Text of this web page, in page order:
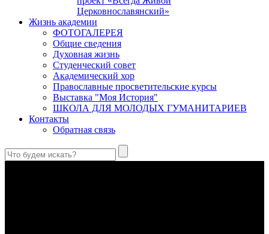
Церковнославянский»
Жизнь академии
ФОТОГАЛЕРЕЯ
Общие сведения
Духовная жизнь
Студенческий совет
Академический хор
Православные просветительские курсы
Выставка "Моя История"
ШКОЛА ДЛЯ МОЛОДЫХ ГУМАНИТАРИЕВ
Контакты
Обратная связь